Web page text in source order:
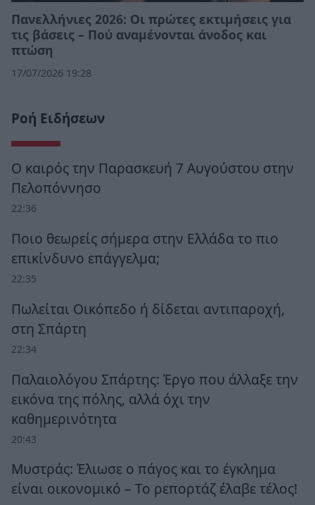
Πανελλήνιες 2026: Οι πρώτες εκτιμήσεις για
τις βάσεις – Πού αναμένονται άνοδος και
πτώση
17/07/2026 19:28
Ροή Ειδήσεων
Ο καιρός την Παρασκευή 7 Αυγούστου στην
Πελοπόννησο
22:36
Ποιο θεωρείς σήμερα στην Ελλάδα το πιο
επικίνδυνο επάγγελμα;
22:35
Πωλείται Οικόπεδο ή δίδεται αντιπαροχή,
στη Σπάρτη
22:34
Παλαιολόγου Σπάρτης: Έργο που άλλαξε την
εικόνα της πόλης, αλλά όχι την
καθημερινότητα
20:43
Μυστράς: Έλιωσε ο πάγος και το έγκλημα
είναι οικονομικό – Το ρεπορτάζ έλαβε τέλος!